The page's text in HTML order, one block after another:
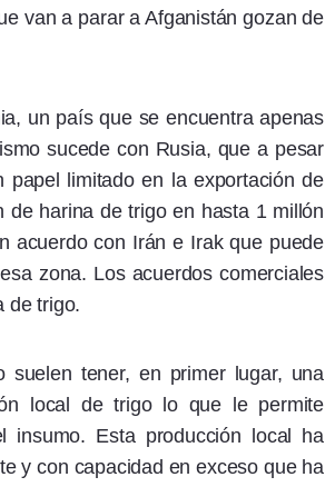
van a parar a Afganistán gozan de
un país que se encuentra apenas
sucede con Rusia, que a pesar
limitado en la exportación de
de harina de trigo en hasta 1 millón
acuerdo con Irán e Irak que puede
zona. Los acuerdos comerciales
de trigo.
tener, en primer lugar, una
local de trigo lo que le permite
insumo. Esta producción local ha
y con capacidad en exceso que ha